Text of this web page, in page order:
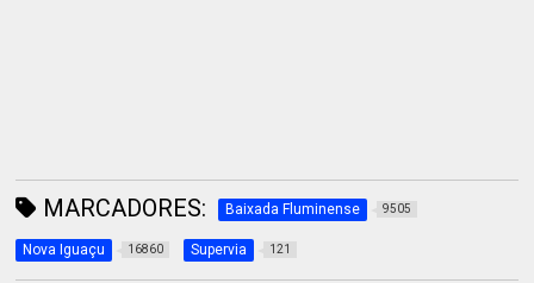
MARCADORES: Baixada Fluminense 9505
Nova Iguaçu 16860 Supervia 121